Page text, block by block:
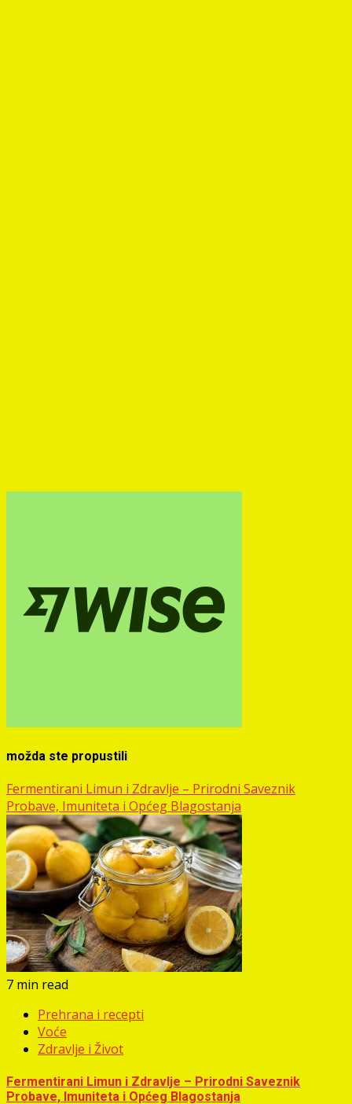
možda ste propustili
Fermentirani Limun i Zdravlje – Prirodni Saveznik
Probave, Imuniteta i Općeg Blagostanja
7 min read
Prehrana i recepti
Voće
Zdravlje i Život
Fermentirani Limun i Zdravlje – Prirodni Saveznik
Probave, Imuniteta i Općeg Blagostanja